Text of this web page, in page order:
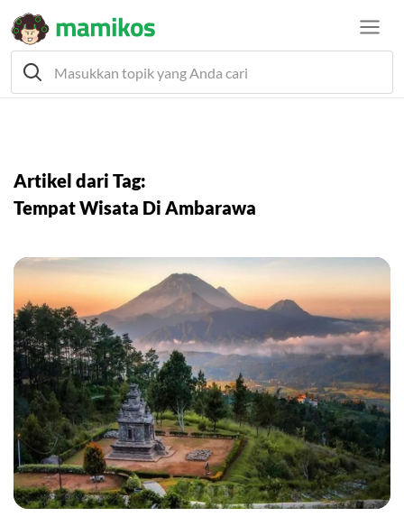
Artikel dari Tag:
Tempat Wisata Di Ambarawa